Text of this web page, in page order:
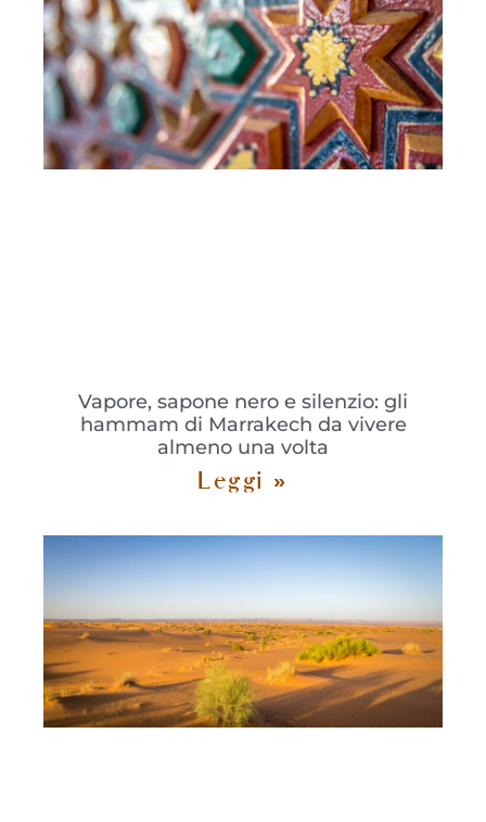
Vapore, sapone nero e silenzio: gli
hammam di Marrakech da vivere
almeno una volta
Leggi »